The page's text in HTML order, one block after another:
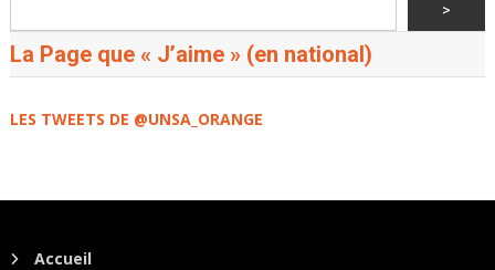
>
La Page que « J’aime » (en national)
LES TWEETS DE @UNSA_ORANGE
Accueil